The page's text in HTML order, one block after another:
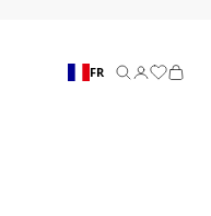
FR Recherche
Connexion
Panier